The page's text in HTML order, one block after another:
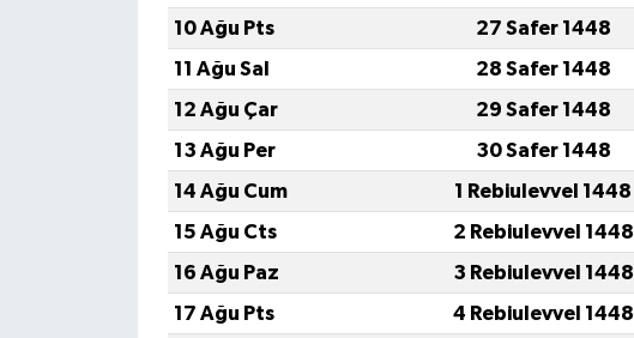
10 Ağu Pts
27 Safer 1448
11 Ağu Sal
28 Safer 1448
12 Ağu Çar
29 Safer 1448
13 Ağu Per
30 Safer 1448
14 Ağu Cum
1 Rebiulevvel 1448
15 Ağu Cts
2 Rebiulevvel 1448
16 Ağu Paz
3 Rebiulevvel 1448
17 Ağu Pts
4 Rebiulevvel 1448
SPOR HABERLERİ